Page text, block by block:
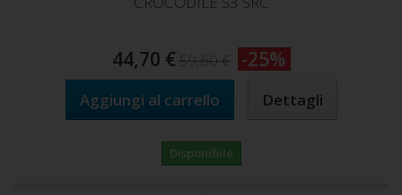
44,70 €59,60 € -25%
Aggiungi al carrello Dettagli
Disponibile